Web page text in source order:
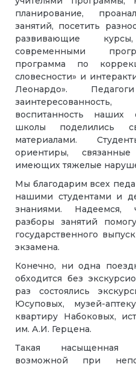
планирование,
занятий, посетить
развивающие
современными
программа по
словесности» и
Леонардо».
воспитанность наших
школы поделились
материалами.
ориентиры,
имеющих тяжелые
Мы благодарим всех
нашими студентами и
знаниями. Надеемся,
разборы занятий
государственного
экзамена.
Конечно, ни одна
обходится без
раз состоялись
Юсуповых, музей-
квартиру Набоковых,
им. А.И. Герцена.
Такая насыщенная
возможной при